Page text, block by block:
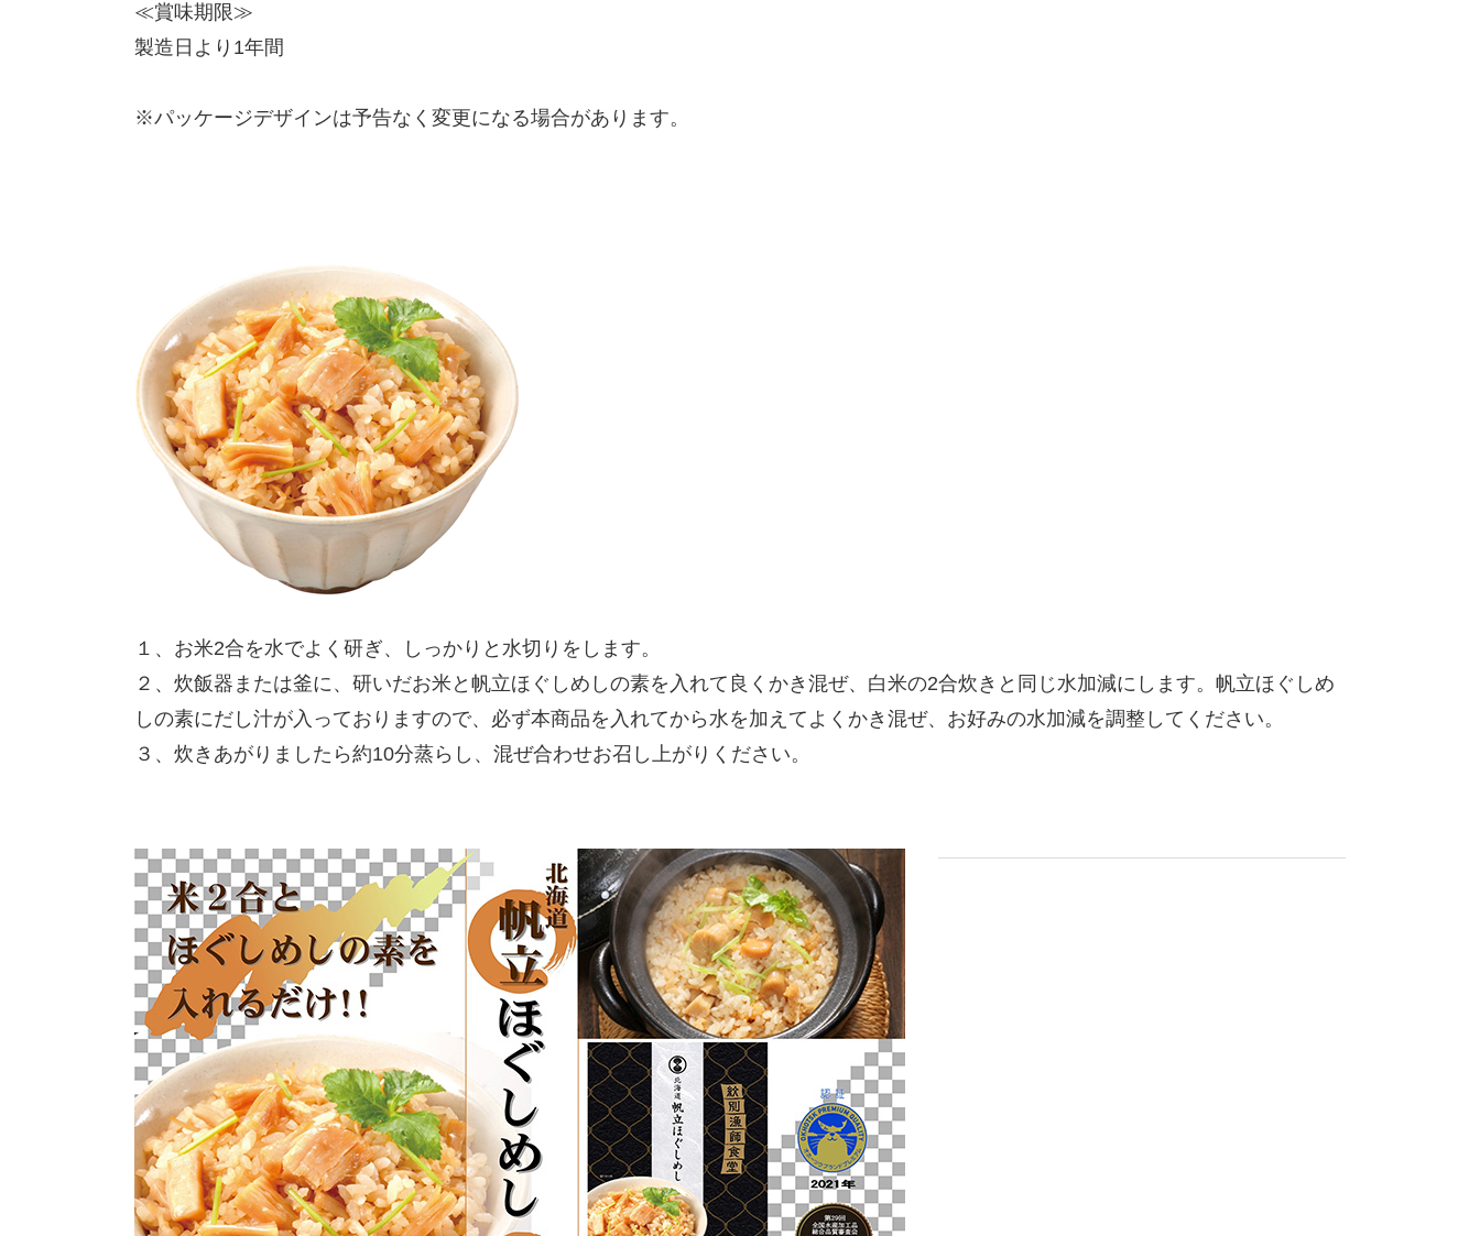
≪賞味期限≫
製造日より1年間
※パッケージデザインは予告なく変更になる場合があります。
１、お米2合を水でよく研ぎ、しっかりと水切りをします。
２、炊飯器または釜に、研いだお米と帆立ほぐしめしの素を入れて良くかき混ぜ、白米の2合炊きと同じ水加減にします。帆立ほぐしめ
しの素にだし汁が入っておりますので、必ず本商品を入れてから水を加えてよくかき混ぜ、お好みの水加減を調整してください。
３、炊きあがりましたら約10分蒸らし、混ぜ合わせお召し上がりください。